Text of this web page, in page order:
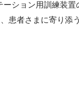
ション用訓練装
患者さまに寄り